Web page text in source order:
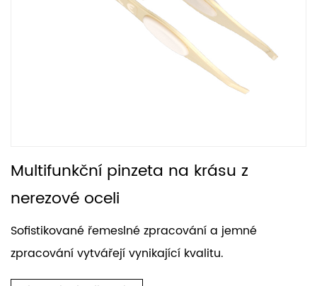
Multifunkční pinzeta na krásu z
nerezové oceli
Sofistikované řemeslné zpracování a jemné
zpracování vytvářejí vynikající kvalitu.